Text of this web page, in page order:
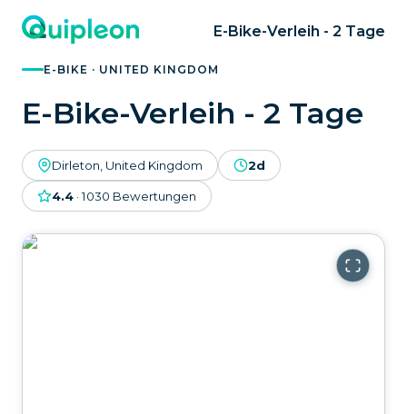
E-Bike-Verleih - 2 Tage
E-BIKE · UNITED KINGDOM
E-Bike-Verleih - 2 Tage
Dirleton, United Kingdom 2d
4.4 ·1030 Bewertungen